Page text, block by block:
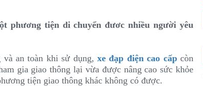
phương tiện di chuyển đươc nhiều người yêu
và an toàn khi sử dụng,xe đạp điện cao cấpcòn
gia giao thông lại vừa được nâng cao sức khỏe
tiện giao thông khác không có được.